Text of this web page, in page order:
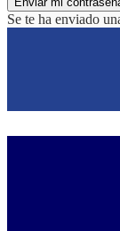
Se te ha enviado